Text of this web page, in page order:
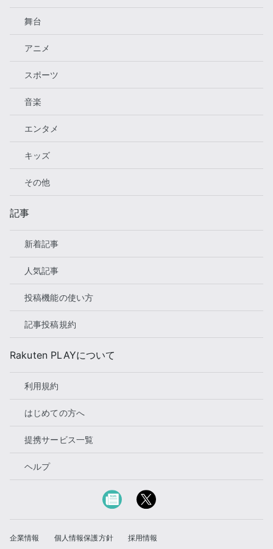
舞台
アニメ
スポーツ
音楽
エンタメ
キッズ
その他
記事
新着記事
人気記事
投稿機能の使い方
記事投稿規約
Rakuten PLAYについて
利用規約
はじめての方へ
提携サービス一覧
ヘルプ
企業情報 個人情報保護方針 採用情報